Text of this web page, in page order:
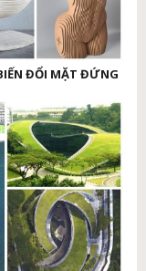
ĐỔI MẶT ĐỨNG